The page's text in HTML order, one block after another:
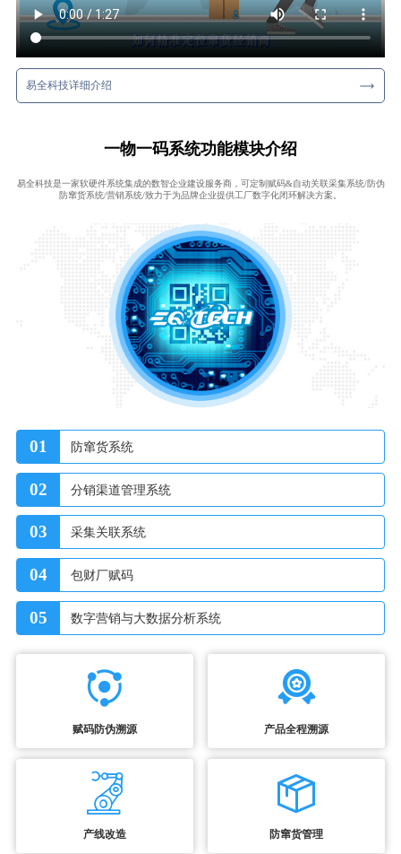
易全科技详细介绍
一物一码系统功能模块介绍
易全科技是一家软硬件系统集成的数智企业建设服务商，可定制赋码&自动关联采集系统/防伪
防窜货系统/营销系统/致力于为品牌企业提供工厂数字化闭环解决方案。
01 防窜货系统
02 分销渠道管理系统
03 采集关联系统
04 包财厂赋码
05 数字营销与大数据分析系统
赋码防伪溯源 产品全程溯源
产线改造 防窜货管理